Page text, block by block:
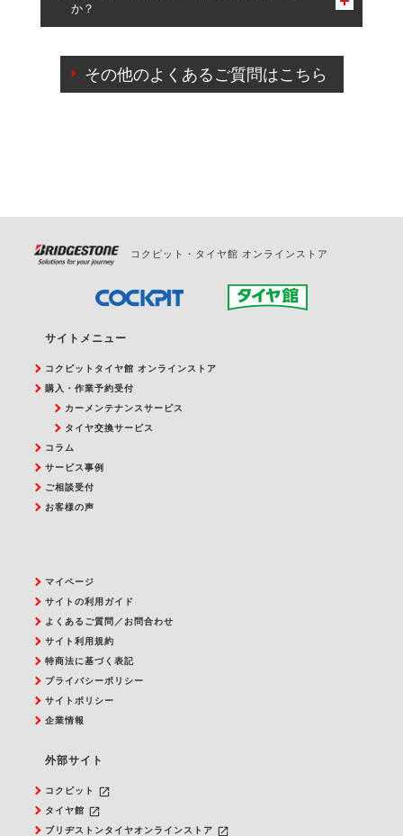
一部の商品・サービスの組み合わせに限り、同時にご予約が
出来ないものもございます。
か？
ご来店予約日の3営業日前を過ぎている場合のご予約
の日時変更につきましては、直接ご予約の店舗まで
その他のよくあるご質問はこちら
コクピット・タイヤ館 オンラインストア
サイトメニュー
コクピットタイヤ館 オンラインストア
購入・作業予約受付
カーメンテナンスサービス
タイヤ交換サービス
コラム
サービス事例
ご相談受付
お客様の声
マイページ
サイトの利用ガイド
よくあるご質問／お問合わせ
サイト利用規約
特商法に基づく表記
プライバシーポリシー
サイトポリシー
企業情報
外部サイト
コクピット launch
タイヤ館 launch
ブリヂストンタイヤオンラインストア launch